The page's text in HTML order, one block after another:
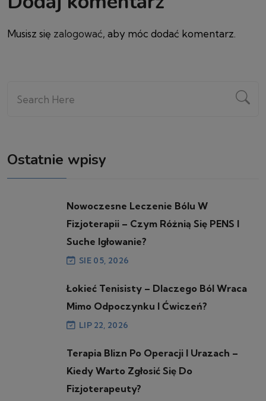
Musisz się zalogować, aby móc dodać komentarz.
Ostatnie wpisy
Nowoczesne Leczenie Bólu W
Fizjoterapii – Czym Różnią Się PENS I
Suche Igłowanie?
SIE 05, 2026
Łokieć Tenisisty – Dlaczego Ból Wraca
Mimo Odpoczynku I Ćwiczeń?
LIP 22, 2026
Terapia Blizn Po Operacji I Urazach –
Kiedy Warto Zgłosić Się Do
Fizjoterapeuty?